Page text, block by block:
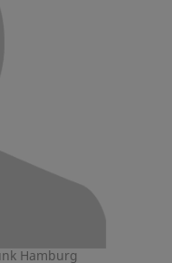
Hamburg